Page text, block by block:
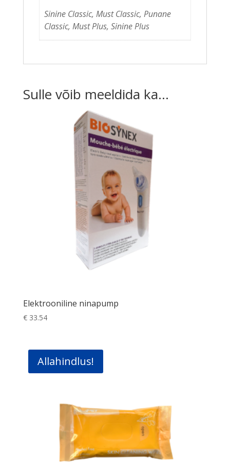
Sinine Classic, Must Classic, Punane
Classic, Must Plus, Sinine Plus
Sulle võib meeldida ka…
Elektrooniline ninapump
€33.54
Allahindlus!